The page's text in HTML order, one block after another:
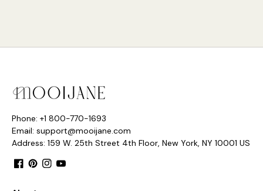
Farbe: Weiß
Prozess: Form
Steuerungsmethode: Druckknopfschalter. (Unterstützung der
Phone: +1 800-770-1693
Email: support@mooijane.com
Address: 159 W. 25th Street 4th Floor, New York, NY 10001 US